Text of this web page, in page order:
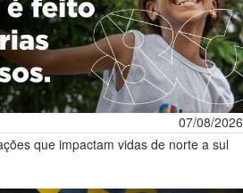
07/08/2026
que impactam vidas de norte a sul